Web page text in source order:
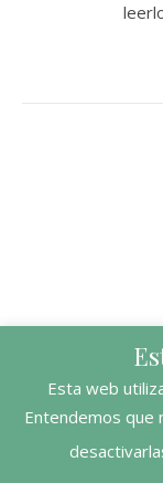
IRA
24
Esta web
Entendemos que